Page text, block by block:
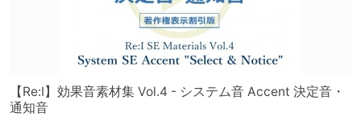
【Re:I】効果音素材集 Vol.4 - システム音 Accent 決定音・
通知音